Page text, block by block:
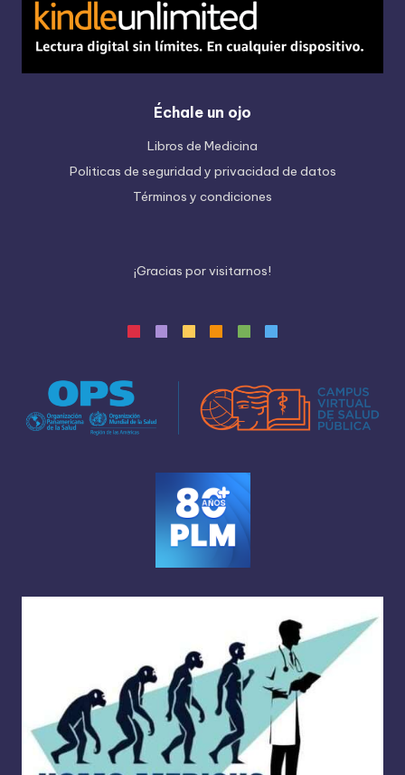
Échale un ojo
Libros de Medicina
Politicas de seguridad y privacidad de datos
Términos y condiciones
¡Gracias porvisitarnos!